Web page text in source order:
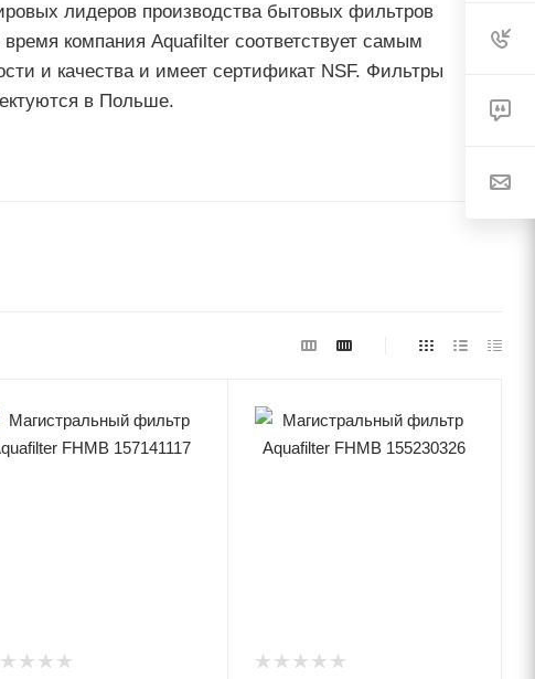
лидеров производства бытовых фильтров
компания Aquafilter соответствует самым
и качества и имеет сертификат NSF. Фильтры
в Польше.